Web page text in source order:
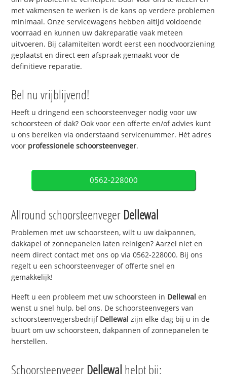
met vakmensen te werken is de kans op verdere problemen
minimaal. Onze servicewagens hebben altijd voldoende
voorraad en kunnen uw dakreparatie vaak meteen
uitvoeren. Bij calamiteiten wordt eerst een noodvoorziening
geplaatst en direct een afspraak gemaakt voor de
definitieve reparatie.
Bel nu vrijblijvend!
Heeft u dringend een schoorsteenveger nodig voor uw
schoorsteen of dak? Ook voor een offerte en/of advies kunt
u ons bereiken via onderstaand servicenummer. Hét adres
voor professionele schoorsteenveger.
0562-228000
Allround schoorsteenveger Dellewal
Problemen met uw schoorsteen, wilt u uw dakpannen,
dakkapel of zonnepanelen laten reinigen? Aarzel niet en
neem direct contact met ons op via 0562-228000. Bij ons
regelt u een schoorsteenveger of offerte snel en
gemakkelijk!
Heeft u een probleem met uw schoorsteen in Dellewal en
wenst u snel hulp, bel ons. De schoorsteenvegers van
schoorsteenvegersbedrijf Dellewal zijn elke dag bij u in de
buurt om uw schoorsteen, dakpannen of zonnepanelen te
herstellen.
Schoorsteenveger Dellewal helpt bij: